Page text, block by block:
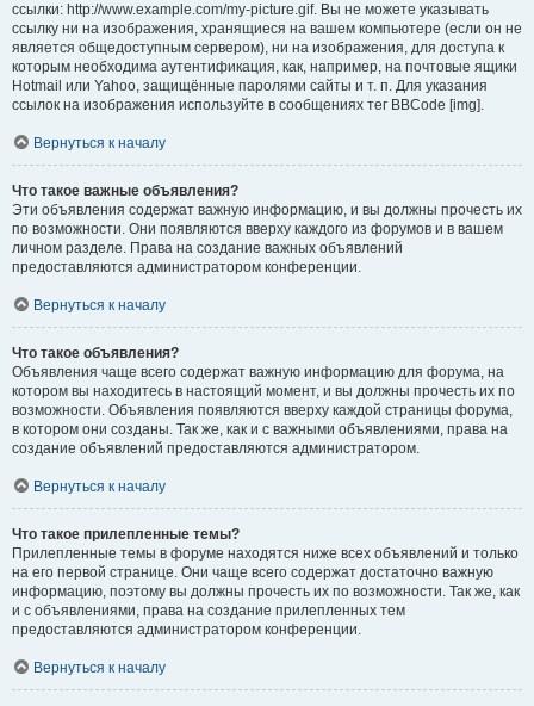
ссылки: http://www.example.com/my-picture.gif. Вы не можете указывать
ссылку ни на изображения, хранящиеся на вашем компьютере (если он не
является общедоступным сервером), ни на изображения, для доступа к
которым необходима аутентификация, как, например, на почтовые ящики
Hotmail или Yahoo, защищённые паролями сайты и т. п. Для указания
ссылок на изображения используйте в сообщениях тег BBCode [img].
Вернуться к началу
Что такое важные объявления?
Эти объявления содержат важную информацию, и вы должны прочесть их
по возможности. Они появляются вверху каждого из форумов и в вашем
личном разделе. Права на создание важных объявлений
предоставляются администратором конференции.
Вернуться к началу
Что такое объявления?
Объявления чаще всего содержат важную информацию для форума, на
котором вы находитесь в настоящий момент, и вы должны прочесть их по
возможности. Объявления появляются вверху каждой страницы форума,
в котором они созданы. Так же, как и с важными объявлениями, права на
создание объявлений предоставляются администратором.
Вернуться к началу
Что такое прилепленные темы?
Прилепленные темы в форуме находятся ниже всех объявлений и только
на его первой странице. Они чаще всего содержат достаточно важную
информацию, поэтому вы должны прочесть их по возможности. Так же, как
и с объявлениями, права на создание прилепленных тем
предоставляются администратором конференции.
Вернуться к началу